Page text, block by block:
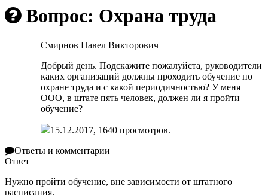
Вопрос: Охрана труда
Смирнов Павел Викторович
Добрый день. Подскажите пожалуйста, руководители
каких организаций должны проходить обучение по
охране труда и с какой периодичностью? У меня
ООО, в штате пять человек, должен ли я пройти
обучение?
15.12.2017, 1640 просмотров.
Ответы и комментарии
Ответ
Нужно пройти обучение, вне зависимости от штатного
расписания.